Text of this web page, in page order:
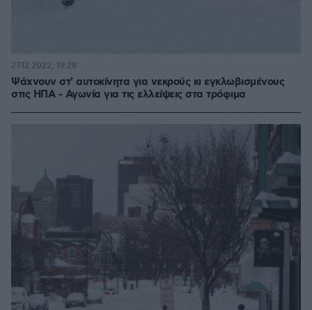
Ψάχνουν στ' αυτοκίνητα για νεκρούς κι εγκλωβισμένους
στις ΗΠΑ - Αγωνία για τις ελλείψεις στα τρόφιμα
27.12.2022, 19:28